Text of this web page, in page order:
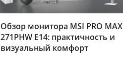
Обзор монитора MSI PRO MAX
271PHW E14: практичность и
визуальный комфорт